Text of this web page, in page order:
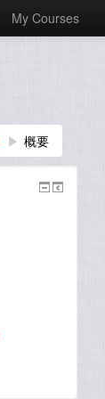
My Courses
▶︎ 概要